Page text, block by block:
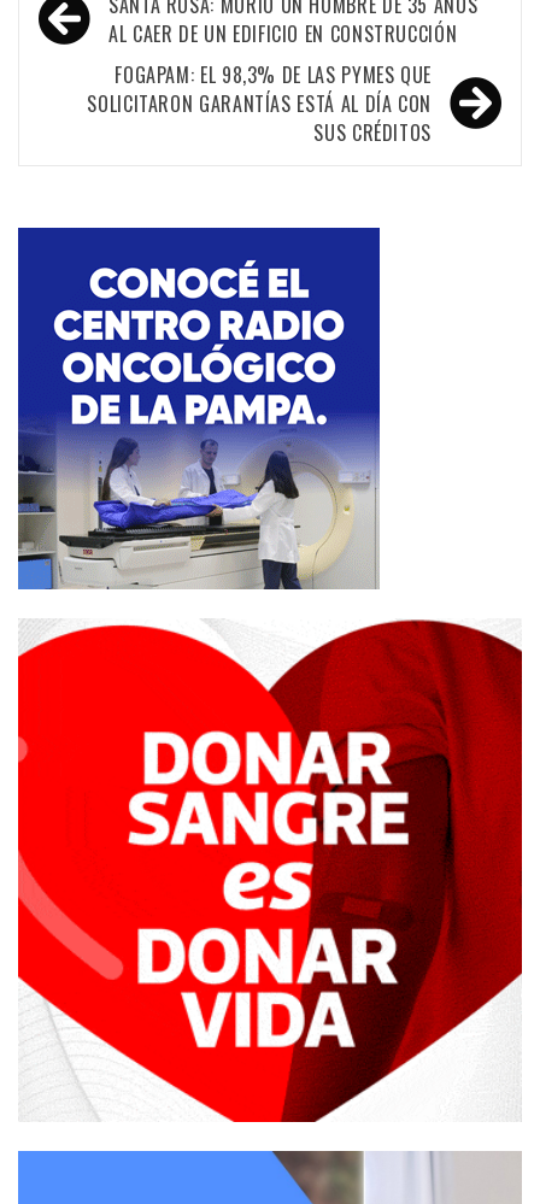
de
entradas
AL CAER DE UN EDIFICIO EN CONSTRUCCIÓN
FOGAPAM: EL 98,3% DE LAS PYMES QUE
SOLICITARON GARANTÍAS ESTÁ AL DÍA CON
SUS CRÉDITOS